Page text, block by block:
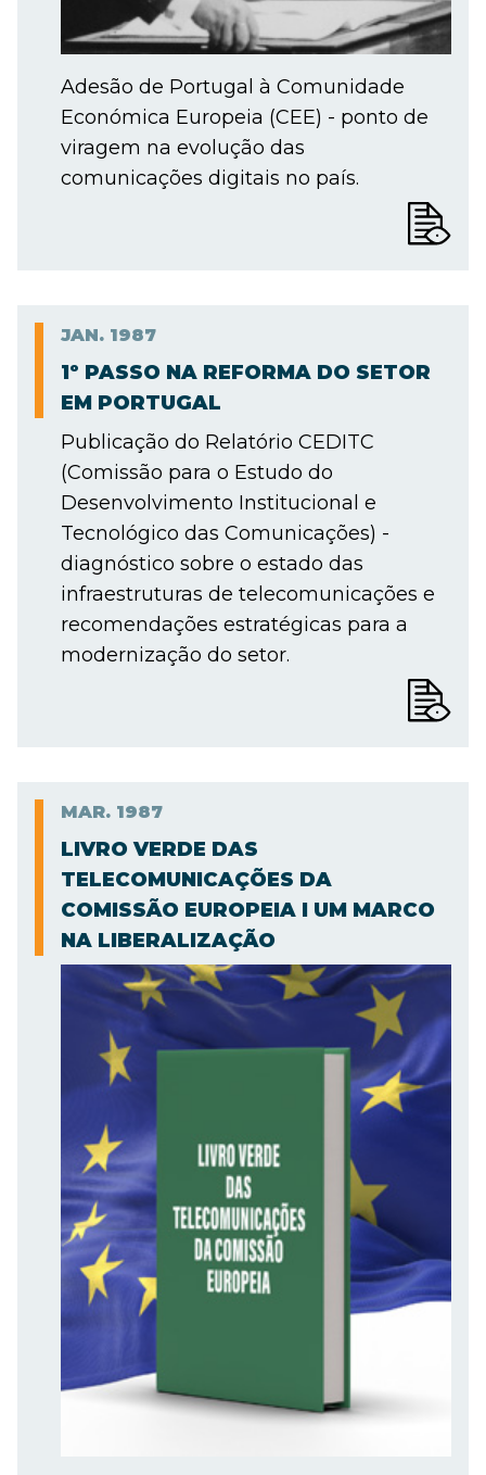
Adesão de Portugal à Comunidade
Económica Europeia (CEE) - ponto de
viragem na evolução das
comunicações digitais no país.
JAN. 1987
1º PASSO NA REFORMA DO SETOR
EM PORTUGAL
Publicação do Relatório CEDITC
(Comissão para o Estudo do
Desenvolvimento Institucional e
Tecnológico das Comunicações) -
diagnóstico sobre o estado das
infraestruturas de telecomunicações e
recomendações estratégicas para a
modernização do setor.
MAR. 1987
LIVRO VERDE DAS
TELECOMUNICAÇÕES DA
COMISSÃO EUROPEIA I UM MARCO
NA LIBERALIZAÇÃO